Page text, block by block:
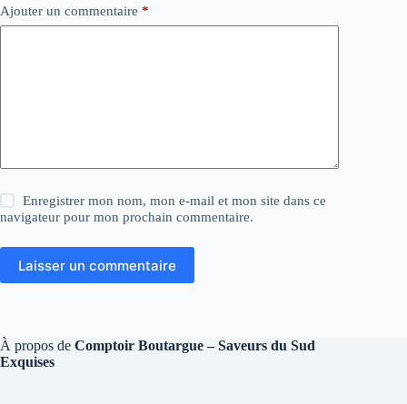
Ajouter un commentaire *
Enregistrer mon nom, mon e-mail et mon site dans ce
navigateur pour mon prochain commentaire.
Laisser un commentaire
À propos de Comptoir Boutargue – Saveurs du Sud
Exquises